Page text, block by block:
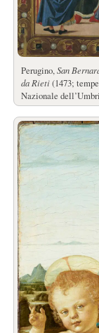
Perugino,San
da Rieti(1473;
Nazionale